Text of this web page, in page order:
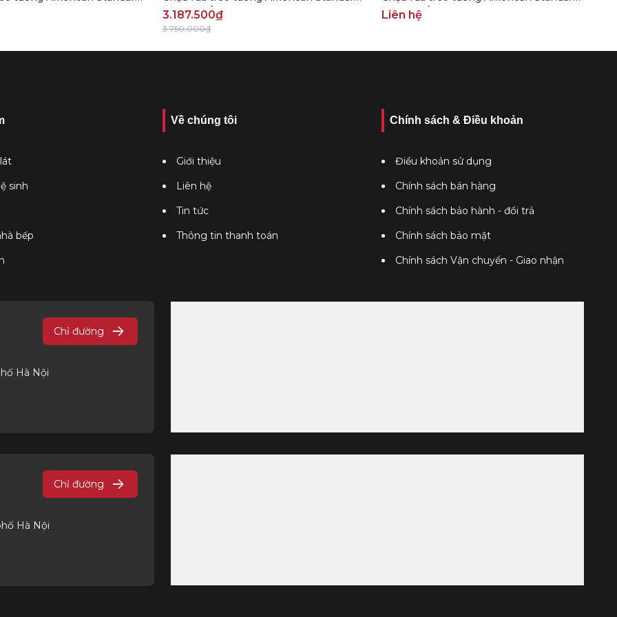
WT
0955-WT/0755-WT
3.187.500₫
3.750.000₫
VF-0800/VF-0901
Liên hệ
sinh
bếp
Về chúng tôi
Giới thiệu
Liên hệ
Tin tức
Thông tin thanh toán
Chính sách & Điều khoản
Điều khoản sử dụng
Chính sách bán hàng
Chính sách bảo hành - đổi trả
Chính sách bảo mật
Chính sách Vận chuyển - Giao nhận
Chỉ đường
Hà Nội
Chỉ đường
Hà Nội